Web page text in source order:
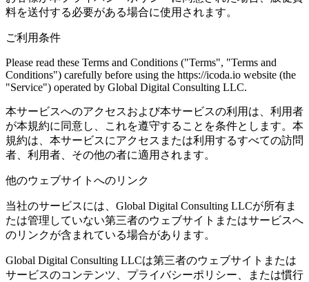
料を送付する必要がある場合に使用されます。
ご利用条件
Please read these Terms and Conditions ("Terms", "Terms and
Conditions") carefully before using the https://icoda.io website (the
"Service") operated by Global Digital Consulting LLC.
本サービスへのアクセスおよび本サービスの利用は、利用者
が本規約に同意し、これを遵守することを条件とします。本
規約は、本サービスにアクセスまたは利用するすべての訪問
者、利用者、その他の者に適用されます。
他のウェブサイトへのリンク
当社のサービスには、Global Digital Consulting LLCが所有ま
たは管理していない第三者のウェブサイトまたはサービスへ
のリンクが含まれている場合があります。
Global Digital Consulting LLCは第三者のウェブサイトまたは
サービスのコンテンツ、プライバシーポリシー、または慣行